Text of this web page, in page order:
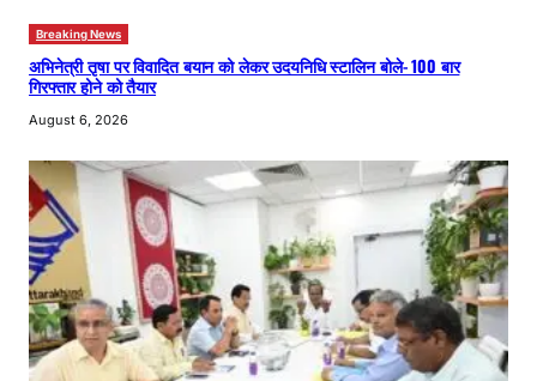
Breaking News
अभिनेत्री तृषा पर विवादित बयान को लेकर उदयनिधि स्टालिन बोले- 100 बार
गिरफ्तार होने को तैयार
August 6, 2026